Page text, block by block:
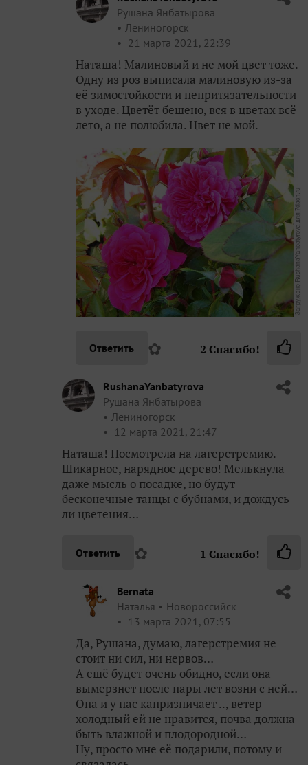
Рушана Янбатырова
Лениногорск
21 марта 2021, 22:39
Наташа! Малиновый и не мой цвет тоже.
Одну из роз выписала малиновую из-за
её зимостойкости и непритязательности
в уходе. Цветёт бешено, вся в цветах всё
лето, а не полюбила. Цвет не мой.
Ответить ✿ 2 Спасибо!
RushanaYanbatyrova
Рушана Янбатырова
Лениногорск
12 марта 2021, 21:47
Наташа! Посмотрела на лагерстремию.
Шикарное, нарядное дерево! Мелькнула
даже мысль о посадке, но будут
бесконечные танцы с бубнами, и дождусь
ли цветения…
Ответить ✿ 1 Спасибо!
Bernata
Наталья
Новороссийск
13 марта 2021, 07:55
Да, Рушана, думаю, лагерстремия не
стоит ни сил, ни нервов…
А ещё будет очень обидно, если она
вымерзнет после пары лет возни с ней…
Она и у нас капризничает .., ветер
холодный ей не нравится, почва должна
быть влажной и плодородной…
Ну, просто мне её подарили, потому и